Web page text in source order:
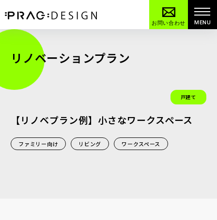
お問い合わせ MENU
リノベーションプラン
戸建て
【リノベプラン例】小さなワークスペース
ファミリー向け リビング ワークスペース